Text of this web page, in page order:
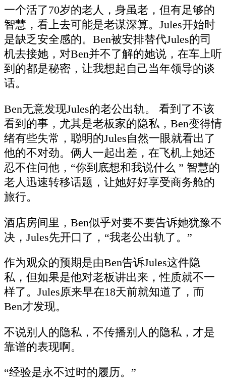
一个活了70岁的老人，身虽老，但有足够的
智慧，看上去可能是老谋深算。Jules开始时
是缺乏安全感的。Ben被安排替代Jules的司
机去接她，对Ben并不了解的她说，在车上听
到的都是秘密，让我想起自己当年领导的谈
话。
Ben无意发现Jules的老公出轨。 看到了不该
看到的事，尤其是老板家的隐私，Ben变得情
绪有些失常，聪明的Jules自然一眼就看出了
他的不对劲。俩人一起出差，在飞机上她还
忍不住问他，“你到底想和我说什么 ” 智慧的
老人迅速转移话题，让她好好享受商务舱的
旅行。
酒店房间里，Ben似乎对要不要告诉她犹豫不
决，Jules先开口了，“我老公出轨了。”
作为观众的预期是由Ben告诉Jules这件隐
私，但如果是他对老板讲出来，性质就不一
样了。Jules原来早在18天前就知道了，而
Ben才发现。
不说别人的隐私，不传播别人的隐私，才是
靠谱的表现啊。
“经验是永不过时的履历。”